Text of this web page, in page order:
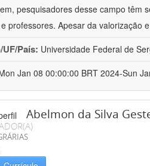
pesquisadores desse campo têm
professores. Apesar da valorização
País: Universidade Federal de
Jan 08 00:00:00 BRT 2024-Sun
Abelmon da Silva